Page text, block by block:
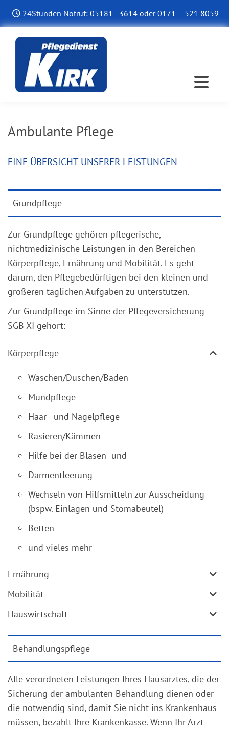
Zum Inhalt springen
 24Stunden Notruf: 05181 - 3614 oder0171 – 521 8059
Ambulante Pflege
EINE ÜBERSICHT UNSERER LEISTUNGEN
Grundpflege
Zur Grundpflege gehören pflegerische,
nichtmedizinische Leistungen in den Bereichen
Körperpflege, Ernährung und Mobilität. Es geht
darum, den Pflegebedürftigen bei den kleinen und
größeren täglichen Aufgaben zu unterstützen.
Zur Grundpflege im Sinne der Pflegeversicherung
SGB XI gehört:
Körperpflege
Waschen/Duschen/Baden
Mundpflege
Haar - und Nagelpflege
Rasieren/Kämmen
Hilfe bei der Blasen- und
Darmentleerung
Wechseln von Hilfsmitteln zur Ausscheidung
(bspw. Einlagen und Stomabeutel)
Betten
und vieles mehr
Ernährung
Mobilität
Hauswirtschaft
Behandlungspflege
Alle verordneten Leistungen Ihres Hausarztes, die der
Sicherung der ambulanten Behandlung dienen oder
die notwendig sind, damit Sie nicht ins Krankenhaus
müssen, bezahlt Ihre Krankenkasse. Wenn Ihr Arzt